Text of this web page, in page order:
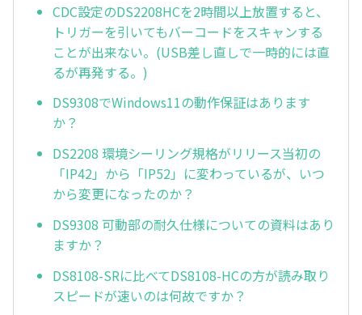
CDC設定のDS2208HCを2時間以上放置すると、
トリガーを引いてもバーコードをスキャンする
ことが出来ない。(USB差し直しで一時的には直
るが再発する。)
DS9308でWindows11の動作保証はあります
か？
DS2208 環境シーリング規格がリリース当初の
「IP42」から「IP52」に変わっているが、いつ
から変更になったのか？
DS9308 可動部の耐久仕様についての資料はあり
ますか？
DS8108-SRに比べてDS8108-HCの方が読み取り
スピードが速いのは何故ですか？